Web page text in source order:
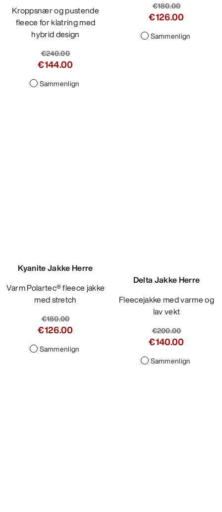
hybrid design
€240.00
€144.00
Sammenlign
€180.00
€126.00
Sammenlign
Kyanite Jakke Herre
Varm Polartec® fleece jakke
med stretch
€180.00
€126.00
Sammenlign
lav vekt
€140.00
Sammenlign